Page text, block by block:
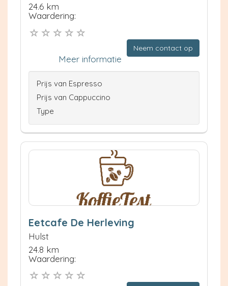
24.6 km
Waardering:
Neem contact op
Meer informatie
Prijs van Espresso
Prijs van Cappuccino
Type
Eetcafe De Herleving
Hulst
24.8 km
Waardering: